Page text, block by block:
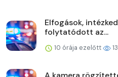
Elfogások,
folytatódott az...
10 órája ezelőtt 13